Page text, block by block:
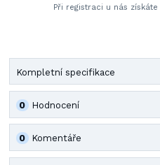
Při registraci u nás získáte
Kompletní specifikace
Hodnocení
0
Komentáře
0